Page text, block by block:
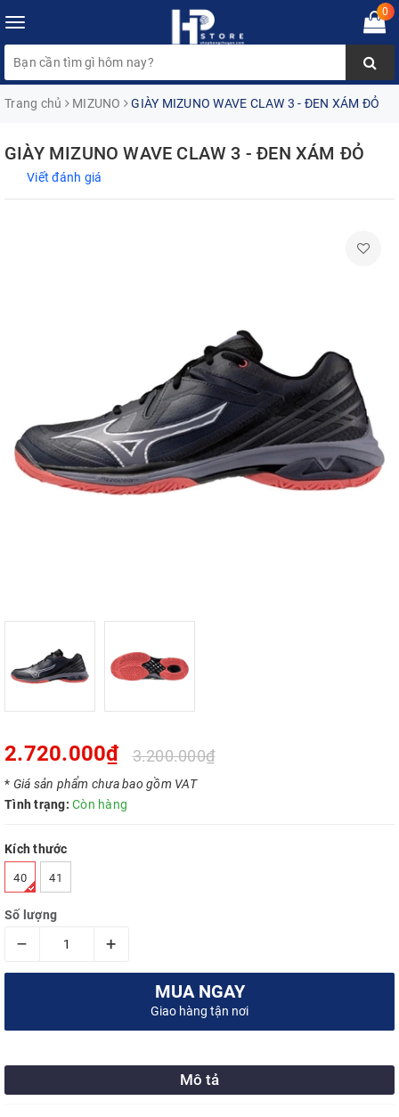
Toggle
navigation
0
Trang chủ MIZUNO GIÀY MIZUNO WAVE CLAW 3 - ĐEN XÁM ĐỎ
GIÀY MIZUNO WAVE CLAW 3 - ĐEN XÁM ĐỎ
Viết đánh giá
2.720.000₫ 3.200.000₫
* Giá sản phẩm chưa bao gồm VAT
Tình trạng: Còn hàng
Kích thước
40 41
Số lượng
– +
MUA NGAY
Giao hàng tận nơi
Mô tả